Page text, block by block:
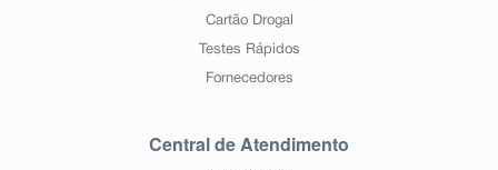
Cartão Drogal
Testes Rápidos
Fornecedores
Central de Atendimento